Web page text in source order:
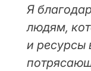
Я
людям,
и ресурсы